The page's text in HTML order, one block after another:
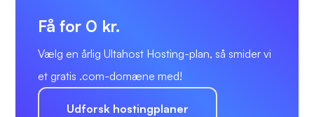
Få for 0 kr.
Vælg en årlig Ultahost Hosting-plan, så smider vi
et gratis .com-domæne med!
Udforsk hostingplaner